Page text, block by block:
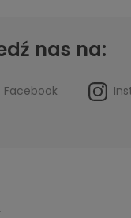
nas na:
Facebook